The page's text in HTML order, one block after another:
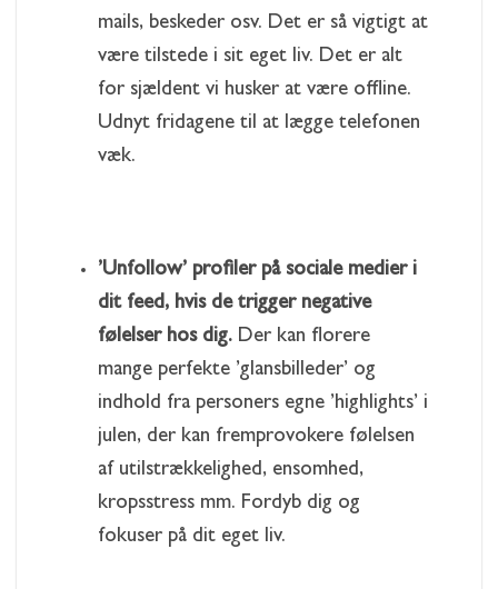
mails, beskeder osv. Det er så vigtigt at
være tilstede i sit eget liv. Det er alt
for sjældent vi husker at være offline.
Udnyt fridagene til at lægge telefonen
væk.
’Unfollow’ profiler på sociale medier i
dit feed, hvis de trigger negative
følelser hos dig.Der kan florere
mange perfekte ’glansbilleder’ og
indhold fra personers egne ’highlights’ i
julen, der kan fremprovokere følelsen
af utilstrækkelighed, ensomhed,
kropsstress mm. Fordyb dig og
fokuser på dit eget liv.